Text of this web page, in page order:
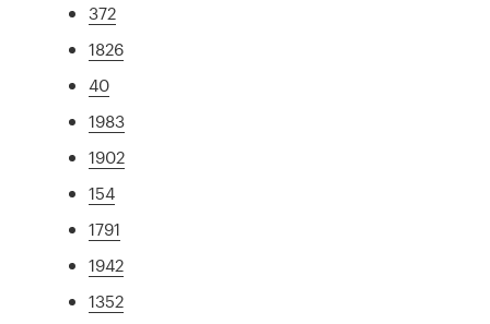
372
1826
40
1983
1902
154
1791
1942
1352